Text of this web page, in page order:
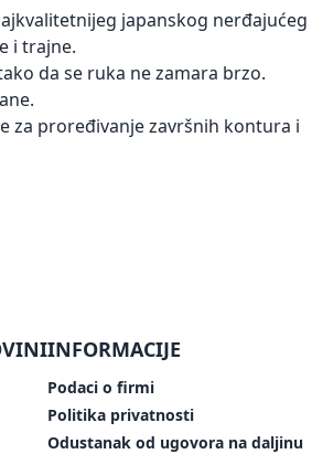
japanskog nerđajućeg
i trajne.
da se ruka ne zamara brzo.
za proređivanje završnih kontura i
INFORMACIJE
Podaci o firmi
Politika privatnosti
Odustanak od ugovora na daljinu